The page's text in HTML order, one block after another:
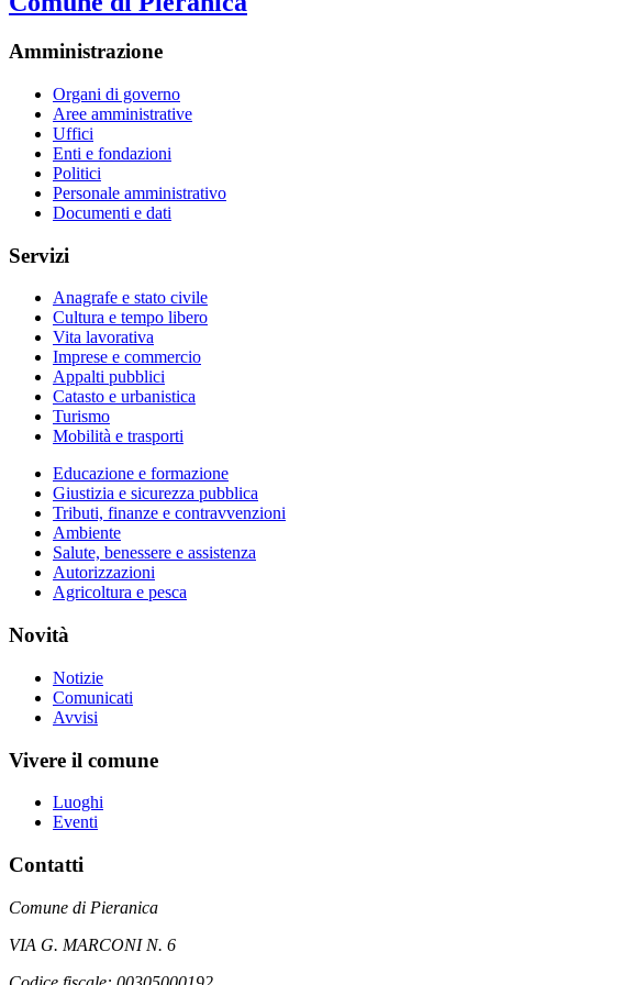
Amministrazione
Organi di governo
Aree amministrative
Uffici
Enti e fondazioni
Politici
Personale amministrativo
Documenti e dati
Servizi
Anagrafe e stato civile
Cultura e tempo libero
Vita lavorativa
Imprese e commercio
Appalti pubblici
Catasto e urbanistica
Turismo
Mobilità e trasporti
Educazione e formazione
Giustizia e sicurezza pubblica
Tributi, finanze e contravvenzioni
Ambiente
Salute, benessere e assistenza
Autorizzazioni
Agricoltura e pesca
Novità
Notizie
Comunicati
Avvisi
Vivere il comune
Luoghi
Eventi
Contatti
Comune di Pieranica
VIA G. MARCONI N. 6